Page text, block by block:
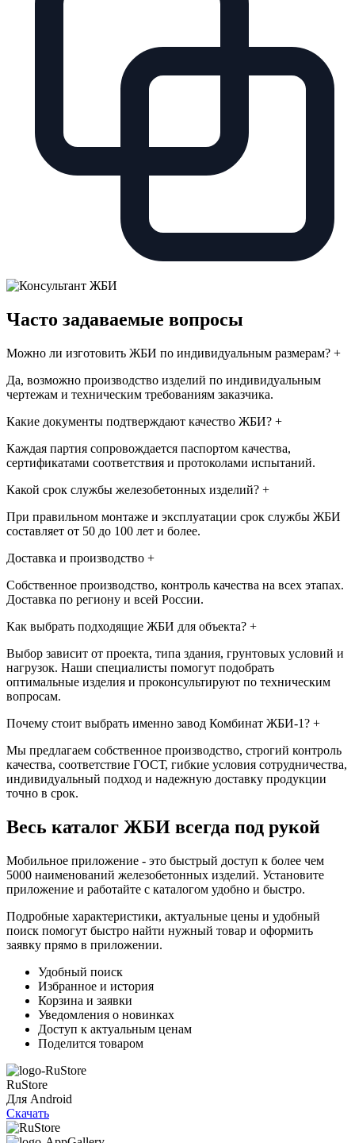
Часто задаваемые вопросы
Можно ли изготовить ЖБИ по индивидуальным размерам? +
Да, возможно производство изделий по индивидуальным
чертежам и техническим требованиям заказчика.
Какие документы подтверждают качество ЖБИ? +
Каждая партия сопровождается паспортом качества,
сертификатами соответствия и протоколами испытаний.
Какой срок службы железобетонных изделий? +
При правильном монтаже и эксплуатации срок службы ЖБИ
составляет от 50 до 100 лет и более.
Доставка и производство +
Собственное производство, контроль качества на всех этапах.
Доставка по региону и всей России.
Как выбрать подходящие ЖБИ для объекта? +
Выбор зависит от проекта, типа здания, грунтовых условий и
нагрузок. Наши специалисты помогут подобрать
оптимальные изделия и проконсультируют по техническим
вопросам.
Почему стоит выбрать именно завод Комбинат ЖБИ-1? +
Мы предлагаем собственное производство, строгий контроль
качества, соответствие ГОСТ, гибкие условия сотрудничества,
индивидуальный подход и надежную доставку продукции
точно в срок.
Весь каталог ЖБИ всегда под рукой
Мобильное приложение - это быстрый доступ к более чем
5000 наименований железобетонных изделий. Установите
приложение и работайте с каталогом удобно и быстро.
Подробные характеристики, актуальные цены и удобный
поиск помогут быстро найти нужный товар и оформить
заявку прямо в приложении.
Удобный поиск
Избранное и история
Корзина и заявки
Уведомления о новинках
Доступ к актуальным ценам
Поделится товаром
RuStore
Для Android
Скачать